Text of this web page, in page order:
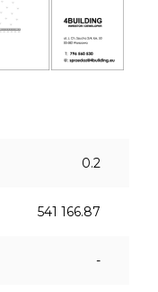
0.2
541 166.87
-